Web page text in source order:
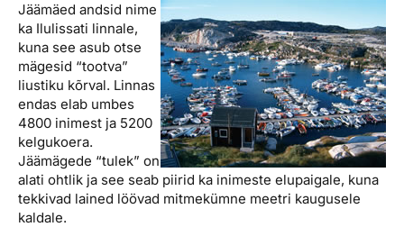
Jäämäed andsid nime
ka Ilulissati linnale,
kuna see asub otse
mägesid “tootva”
liustiku kõrval. Linnas
endas elab umbes
4800 inimest ja 5200
kelgukoera.
Jäämägede “tulek” on
alati ohtlik ja see seab piirid ka inimeste elupaigale, kuna
tekkivad lained löövad mitmekümne meetri kaugusele
kaldale.